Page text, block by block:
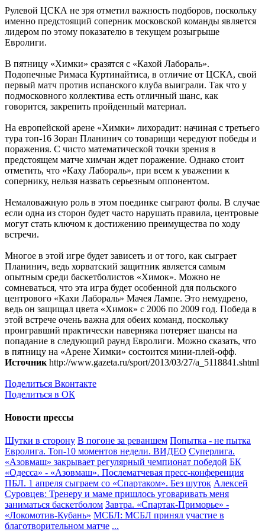
Рулевой ЦСКА не зря отметил важность подборов, поскольку
именно предстоящий соперник московской команды является
лидером по этому показателю в текущем розыгрыше
Евролиги.
В пятницу «Химки» сразятся с «Кахой Лабораль».
Подопечные Римаса Куртинайтиса, в отличие от ЦСКА, свой
первый матч против испанского клуба выиграли. Так что у
подмосковного коллектива есть отличный шанс, как
говорится, закрепить пройденный материал.
На европейской арене «Химки» лихорадит: начиная с третьего
тура топ-16 Зоран Планинич со товарищи чередуют победы и
поражения. С чисто математической точки зрения в
предстоящем матче химчан ждет поражение. Однако стоит
отметить, что «Каху Лабораль», при всем к уважении к
сопернику, нельзя назвать серьезным оппонентом.
Немаловажную роль в этом поединке сыграют фолы. В случае
если одна из сторон будет часто нарушать правила, центровые
могут стать ключом к достижению преимущества по ходу
встречи.
Многое в этой игре будет зависеть и от того, как сыграет
Планинич, ведь хорватский защитник является самым
опытным среди баскетболистов «Химок». Можно не
сомневаться, что эта игра будет особенной для польского
центрового «Кахи Лабораль» Мачея Лампе. Это немудрено,
ведь он защищал цвета «Химок» с 2006 по 2009 год. Победа в
этой встрече очень важна для обеих команд, поскольку
проигравший практически наверняка потеряет шансы на
попадание в следующий раунд Евролиги. Можно сказать, что
в пятницу на «Арене Химки» состоится мини-плей-офф.
Источник http://www.gazeta.ru/sport/2013/03/27/a_5118841.shtml
Поделиться Вконтакте
Поделиться в ОК
Новости прессы
Шутки в сторону В погоне за реваншем Попытка - не пытка
Евролига. Топ-10 моментов недели. ВИДЕО Суперлига.
«Азовмаш» закрывает регулярный чемпионат победой БК
«Одесса» - «Азовмаш». Послематчевая пресс-конференция
ПБЛ. 1 апреля сыграем со «Спартаком». Без шуток Алексей
Суровцев: Тренеру и маме пришлось уговаривать меня
заниматься баскетболом Завтра. «Спартак-Приморье» -
«Локомотив-Кубань» МСБЛ: МСБЛ принял участие в
благотворительном матче ...